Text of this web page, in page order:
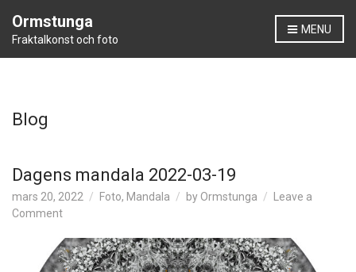
Ormstunga
Fraktalkonst och foto
MENU
Blog
Dagens mandala 2022-03-19
mars 20, 2022 Foto, Mandala by Ormstunga
Leave a
Commenton
mandala
2022-